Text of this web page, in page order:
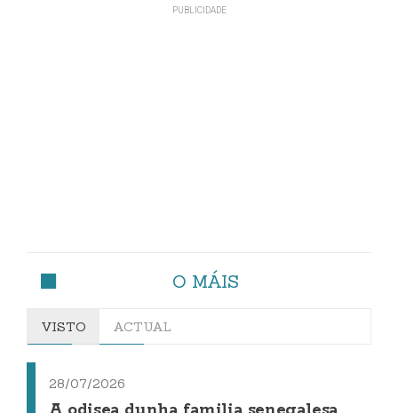
O MÁIS
VISTO ACTUAL
28/07/2026